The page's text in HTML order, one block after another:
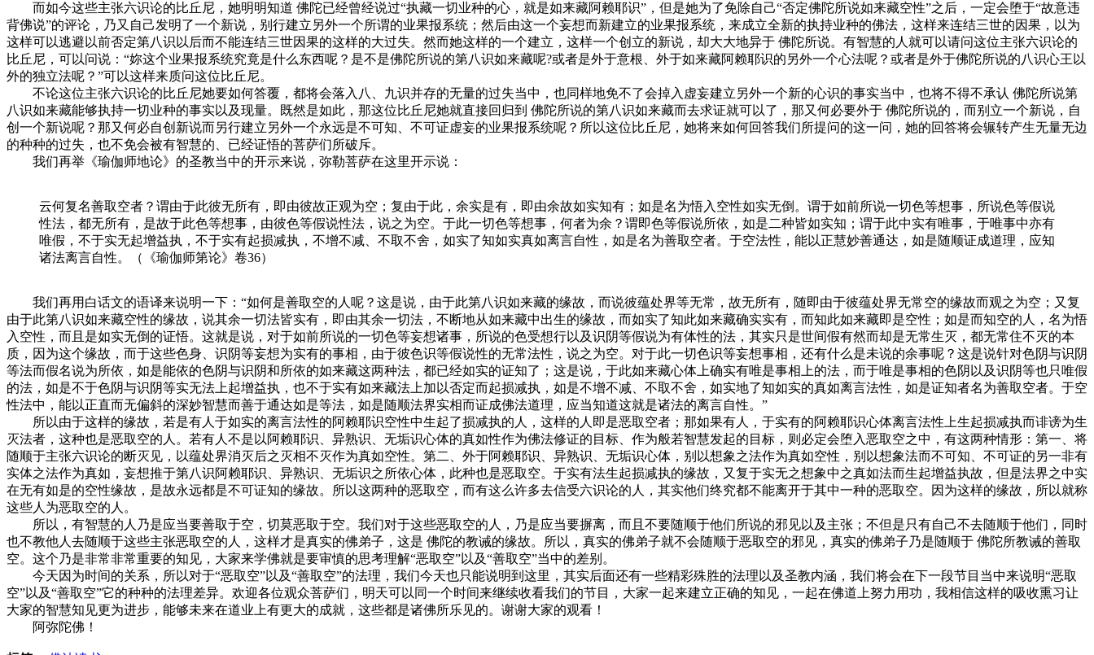
而如今这些主张六识论的比丘尼，她明明知道 佛陀已经曾经说过“执藏一切业种的心，就是如来藏阿赖耶识”，但是她为了免除自己“否定佛陀所说如来藏空性”之后，一定会堕于“故意违
背佛说”的评论，乃又自己发明了一个新说，别行建立另外一个所谓的业果报系统；然后由这一个妄想而新建立的业果报系统，来成立全新的执持业种的佛法，这样来连结三世的因果，以为
这样可以逃避以前否定第八识以后而不能连结三世因果的这样的大过失。然而她这样的一个建立，这样一个创立的新说，却大大地异于 佛陀所说。有智慧的人就可以请问这位主张六识论的
比丘尼，可以问说：“妳这个业果报系统究竟是什么东西呢？是不是佛陀所说的第八识如来藏呢?或者是外于意根、外于如来藏阿赖耶识的另外一个心法呢？或者是外于佛陀所说的八识心王以
外的独立法呢？”可以这样来质问这位比丘尼。
不论这位主张六识论的比丘尼她要如何答覆，都将会落入八、九识并存的无量的过失当中，也同样地免不了会掉入虚妄建立另外一个新的心识的事实当中，也将不得不承认 佛陀所说第
八识如来藏能够执持一切业种的事实以及现量。既然是如此，那这位比丘尼她就直接回归到 佛陀所说的第八识如来藏而去求证就可以了，那又何必要外于 佛陀所说的，而别立一个新说，自
创一个新说呢？那又何必自创新说而另行建立另外一个永远是不可知、不可证虚妄的业果报系统呢？所以这位比丘尼，她将来如何回答我们所提问的这一问，她的回答将会辗转产生无量无边
的种种的过失，也不免会被有智慧的、已经证悟的菩萨们所破斥。
我们再举《瑜伽师地论》的圣教当中的开示来说，弥勒菩萨在这里开示说：
云何复名善取空者？谓由于此彼无所有，即由彼故正观为空；复由于此，余实是有，即由余故如实知有；如是名为悟入空性如实无倒。谓于如前所说一切色等想事，所说色等假说
性法，都无所有，是故于此色等想事，由彼色等假说性法，说之为空。于此一切色等想事，何者为余？谓即色等假说所依，如是二种皆如实知；谓于此中实有唯事，于唯事中亦有
唯假，不于实无起增益执，不于实有起损减执，不增不减、不取不舍，如实了知如实真如离言自性，如是名为善取空者。于空法性，能以正慧妙善通达，如是随顺证成道理，应知
诸法离言自性。（《瑜伽师第论》卷36）
我们再用白话文的语译来说明一下：“如何是善取空的人呢？这是说，由于此第八识如来藏的缘故，而说彼蕴处界等无常，故无所有，随即由于彼蕴处界无常空的缘故而观之为空；又复
由于此第八识如来藏空性的缘故，说其余一切法皆实有，即由其余一切法，不断地从如来藏中出生的缘故，而如实了知此如来藏确实实有，而知此如来藏即是空性；如是而知空的人，名为悟
入空性，而且是如实无倒的证悟。这就是说，对于如前所说的一切色等妄想诸事，所说的色受想行以及识阴等假说为有体性的法，其实只是世间假有然而却是无常生灭，都无常住不灭的本
质，因为这个缘故，而于这些色身、识阴等妄想为实有的事相，由于彼色识等假说性的无常法性，说之为空。对于此一切色识等妄想事相，还有什么是未说的余事呢？这是说针对色阴与识阴
等法而假名说为所依，如是能依的色阴与识阴和所依的如来藏这两种法，都已经如实的证知了；这是说，于此如来藏心体上确实有唯是事相上的法，而于唯是事相的色阴以及识阴等也只唯假
的法，如是不于色阴与识阴等实无法上起增益执，也不于实有如来藏法上加以否定而起损减执，如是不增不减、不取不舍，如实地了知如实的真如离言法性，如是证知者名为善取空者。于空
性法中，能以正直而无偏斜的深妙智慧而善于通达如是等法，如是随顺法界实相而证成佛法道理，应当知道这就是诸法的离言自性。”
所以由于这样的缘故，若是有人于如实的离言法性的阿赖耶识空性中生起了损减执的人，这样的人即是恶取空者；那如果有人，于实有的阿赖耶识心体离言法性上生起损减执而诽谤为生
灭法者，这种也是恶取空的人。若有人不是以阿赖耶识、异熟识、无垢识心体的真如性作为佛法修证的目标、作为般若智慧发起的目标，则必定会堕入恶取空之中，有这两种情形：第一、将
随顺于主张六识论的断灭见，以蕴处界消灭后之灭相不灭作为真如空性。第二、外于阿赖耶识、异熟识、无垢识心体，别以想象之法作为真如空性，别以想象法而不可知、不可证的另一非有
实体之法作为真如，妄想推于第八识阿赖耶识、异熟识、无垢识之所依心体，此种也是恶取空。于实有法生起损减执的缘故，又复于实无之想象中之真如法而生起增益执故，但是法界之中实
在无有如是的空性缘故，是故永远都是不可证知的缘故。所以这两种的恶取空，而有这么许多去信受六识论的人，其实他们终究都不能离开于其中一种的恶取空。因为这样的缘故，所以就称
这些人为恶取空的人。
所以，有智慧的人乃是应当要善取于空，切莫恶取于空。我们对于这些恶取空的人，乃是应当要摒离，而且不要随顺于他们所说的邪见以及主张；不但是只有自己不去随顺于他们，同时
也不教他人去随顺于这些主张恶取空的人，这样才是真实的佛弟子，这是 佛陀的教诫的缘故。所以，真实的佛弟子就不会随顺于恶取空的邪见，真实的佛弟子乃是随顺于 佛陀所教诫的善取
空。这个乃是非常非常重要的知见，大家来学佛就是要审慎的思考理解“恶取空”以及“善取空”当中的差别。
今天因为时间的关系，所以对于“恶取空”以及“善取空”的法理，我们今天也只能说明到这里，其实后面还有一些精彩殊胜的法理以及圣教内涵，我们将会在下一段节目当中来说明“恶取
空”以及“善取空”它的种种的法理差异。欢迎各位观众菩萨们，明天可以同一个时间来继续收看我们的节目，大家一起来建立正确的知见，一起在佛道上努力用功，我相信这样的吸收熏习让
大家的智慧知见更为进步，能够未来在道业上有更大的成就，这些都是诸佛所乐见的。谢谢大家的观看！
阿弥陀佛！